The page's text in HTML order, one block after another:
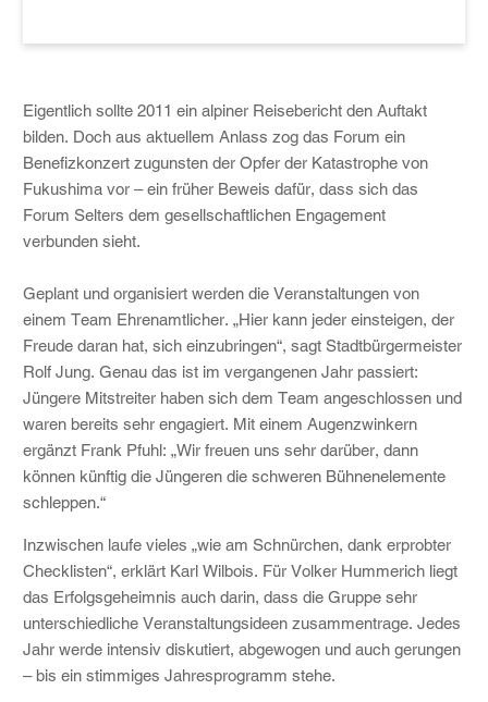
Eigentlich sollte 2011 ein alpiner Reisebericht den Auftakt
bilden. Doch aus aktuellem Anlass zog das Forum ein
Benefizkonzert zugunsten der Opfer der Katastrophe von
Fukushima vor – ein früher Beweis dafür, dass sich das
Forum Selters dem gesellschaftlichen Engagement
verbunden sieht.
Geplant und organisiert werden die Veranstaltungen von
einem Team Ehrenamtlicher. „Hier kann jeder einsteigen, der
Freude daran hat, sich einzubringen“, sagt Stadtbürgermeister
Rolf Jung. Genau das ist im vergangenen Jahr passiert:
Jüngere Mitstreiter haben sich dem Team angeschlossen und
waren bereits sehr engagiert. Mit einem Augenzwinkern
ergänzt Frank Pfuhl: „Wir freuen uns sehr darüber, dann
können künftig die Jüngeren die schweren Bühnenelemente
schleppen.“
Inzwischen laufe vieles „wie am Schnürchen, dank erprobter
Checklisten“, erklärt Karl Wilbois. Für Volker Hummerich liegt
das Erfolgsgeheimnis auch darin, dass die Gruppe sehr
unterschiedliche Veranstaltungsideen zusammentrage. Jedes
Jahr werde intensiv diskutiert, abgewogen und auch gerungen
– bis ein stimmiges Jahresprogramm stehe.